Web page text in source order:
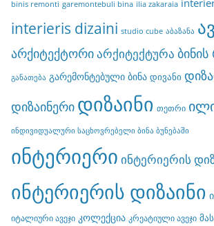
binis remonti garemontebuli bina ilia zakaraia
interieris dizaini studio cube აბაზანა
არქიტექტორიარქიტექტურა
განათება გარემონტებული ბინა დივანი
დიზაინერი დიზაინი თეთრი
ინდივიდუალური საცხოვრებელი ბინა ბუნებაში
ინტერიერი ინტერიერის
ინტერიერის დიზაინი
იტალიური ავეჯი კოლექცია კრეატიული ავეჯი